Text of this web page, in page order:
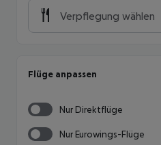
Verpflegung wählen
Flüge anpassen
Nur Direktflüge
Nur Eurowings-Flüge